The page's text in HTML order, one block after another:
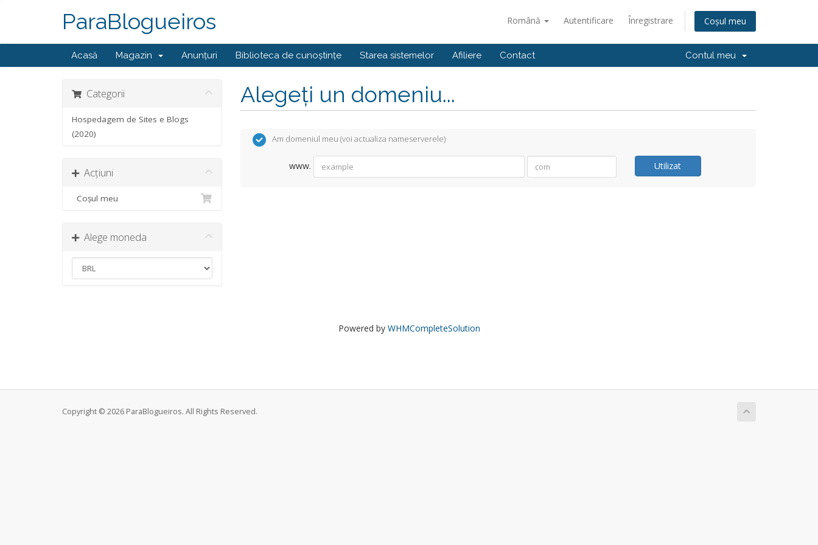
Română Autentificare Înregistrare Coșul meu
ParaBlogueiros
Acasă Magazin Anunțuri Biblioteca de cunoștințe Starea sistemelor Afiliere Contact Contul meu
Alegeți un domeniu...
Categorii
Hospedagem de Sites e Blogs
(2020)
Acțiuni
Coșul meu
Alege moneda
Am domeniul meu (voi actualiza nameserverele)
www. Utilizat
Powered by WHMCompleteSolution
Copyright © 2026 ParaBlogueiros. All Rights Reserved.